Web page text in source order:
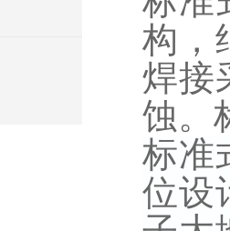
构，
焊接
蚀。
标准
位设